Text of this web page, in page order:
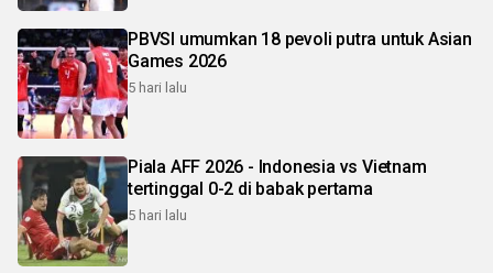
PBVSI umumkan 18 pevoli putra untuk Asian
Games 2026
5 hari lalu
Piala AFF 2026 - Indonesia vs Vietnam
tertinggal 0-2 di babak pertama
5 hari lalu